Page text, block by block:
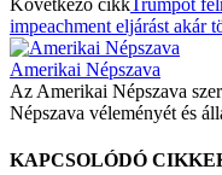
impeachment eljárást akár
Amerikai Népszava
Az Amerikai Népszava
Népszava véleményét és
KAPCSOLÓDÓ